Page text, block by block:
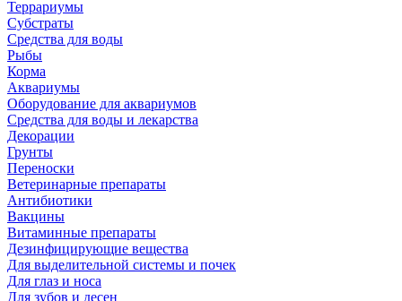
Террариумы
Субстраты
Средства для воды
Рыбы
Корма
Аквариумы
Оборудование для аквариумов
Средства для воды и лекарства
Декорации
Грунты
Переноски
Ветеринарные препараты
Антибиотики
Вакцины
Витаминные препараты
Дезинфицирующие вещества
Для выделительной системы и почек
Для глаз и носа
Для зубов и десен